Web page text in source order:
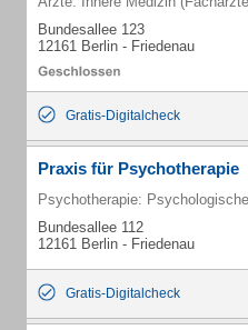
Bundesallee 123
12161 Berlin - Friedenau
Gratis-Digitalcheck
Praxis für Psychotherapie
Psychotherapie:
Bundesallee 112
12161 Berlin - Friedenau
Gratis-Digitalcheck